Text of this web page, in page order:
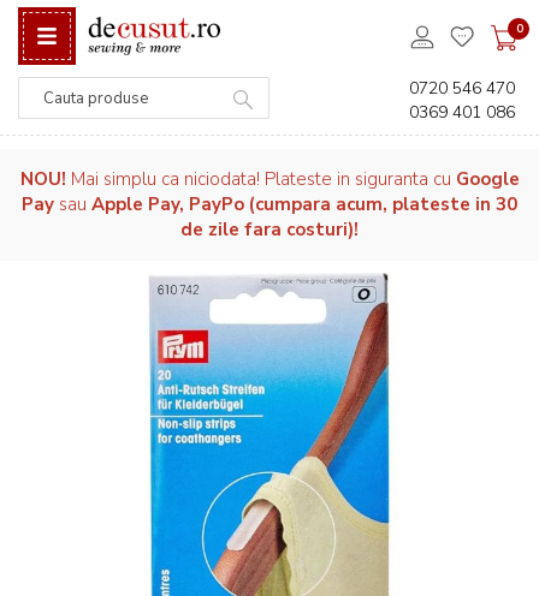
0
0720 546 470
0369 401 086
NOU! Mai simplu ca niciodata! Plateste in siguranta cu Google
Pay sau Apple Pay, PayPo (cumpara acum, plateste in 30
de zile fara costuri)!